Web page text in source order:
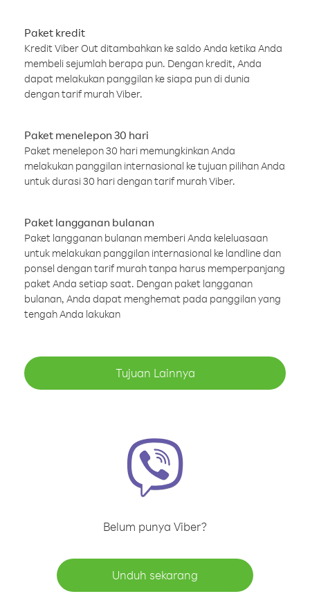
Paket kredit
Kredit Viber Out ditambahkan ke saldo Anda ketika Anda
membeli sejumlah berapa pun. Dengan kredit, Anda
dapat melakukan panggilan ke siapa pun di dunia
dengan tarif murah Viber.
Paket menelepon 30 hari
Paket menelepon 30 hari memungkinkan Anda
melakukan panggilan internasional ke tujuan pilihan Anda
untuk durasi 30 hari dengan tarif murah Viber.
Paket langganan bulanan
Paket langganan bulanan memberi Anda keleluasaan
untuk melakukan panggilan internasional ke landline dan
ponsel dengan tarif murah tanpa harus memperpanjang
paket Anda setiap saat. Dengan paket langganan
bulanan, Anda dapat menghemat pada panggilan yang
tengah Anda lakukan
Tujuan Lainnya
Belum punya Viber?
Unduh sekarang